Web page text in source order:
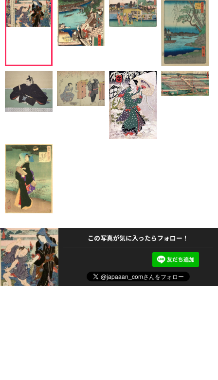
この写真が気に入ったらフォロー！